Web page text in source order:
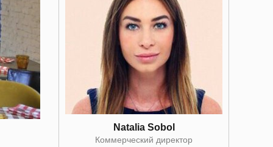
Natalia Sobol
Коммерческий директор